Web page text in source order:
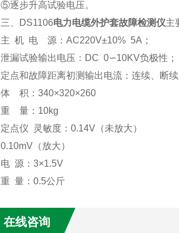
⑤逐步升高试验电压。
三、
DS1106电力电缆外护套故障检测仪主
主 机 电 源： AC220V±10% 5A ；
泄漏试验输出电压： DC 0∽10KV负极性；
定点和故障距离初测输出电流：连续、断续
体
积： 340×320×260
重
量： 10kg
定点仪
灵敏度： 0.14V（未放大）
0.10mV（放大）
电 源： 3×1.5V
重 量： 0.5公斤
在线咨询